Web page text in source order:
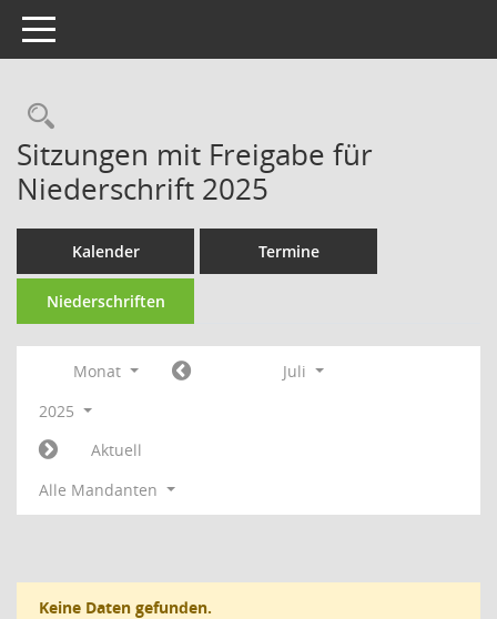
Toggle navigation
Rechercheauswahl
Sitzungen mit Freigabe für
Niederschrift 2025
Kalender Termine
Niederschriften
Monat
Juli
2025
Aktuell
Alle Mandanten
Keine Daten gefunden.